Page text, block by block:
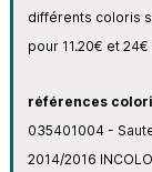
différents coloris
pour 11.20€ et
références
035401004 -
2014/2016